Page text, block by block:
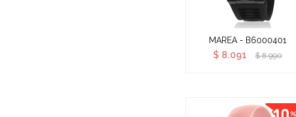
MAREA - B6000401
$ 8.091 $ 8.990